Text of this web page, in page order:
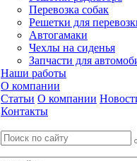
Перевозка собак
Решетки для
Автогамаки
Чехлы на сиденья
Запчасти для
Наши работы
О компании
Статьи О компании
Контакты